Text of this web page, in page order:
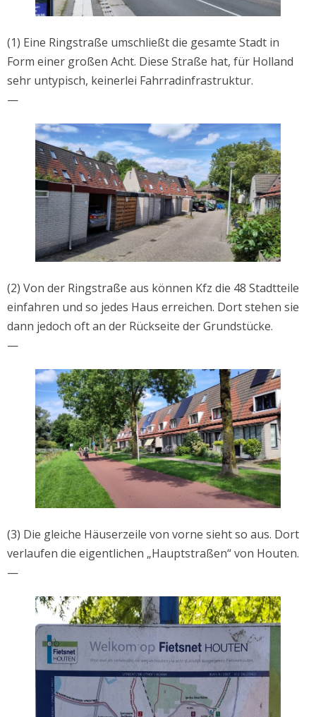
(1) Eine Ringstraße umschließt die gesamte Stadt in
Form einer großen Acht. Diese Straße hat, für Holland
sehr untypisch, keinerlei Fahrradinfrastruktur.
—
(2) Von der Ringstraße aus können Kfz die 48 Stadtteile
einfahren und so jedes Haus erreichen. Dort stehen sie
dann jedoch oft an der Rückseite der Grundstücke.
—
(3) Die gleiche Häuserzeile von vorne sieht so aus. Dort
verlaufen die eigentlichen „Hauptstraßen“ von Houten.
—